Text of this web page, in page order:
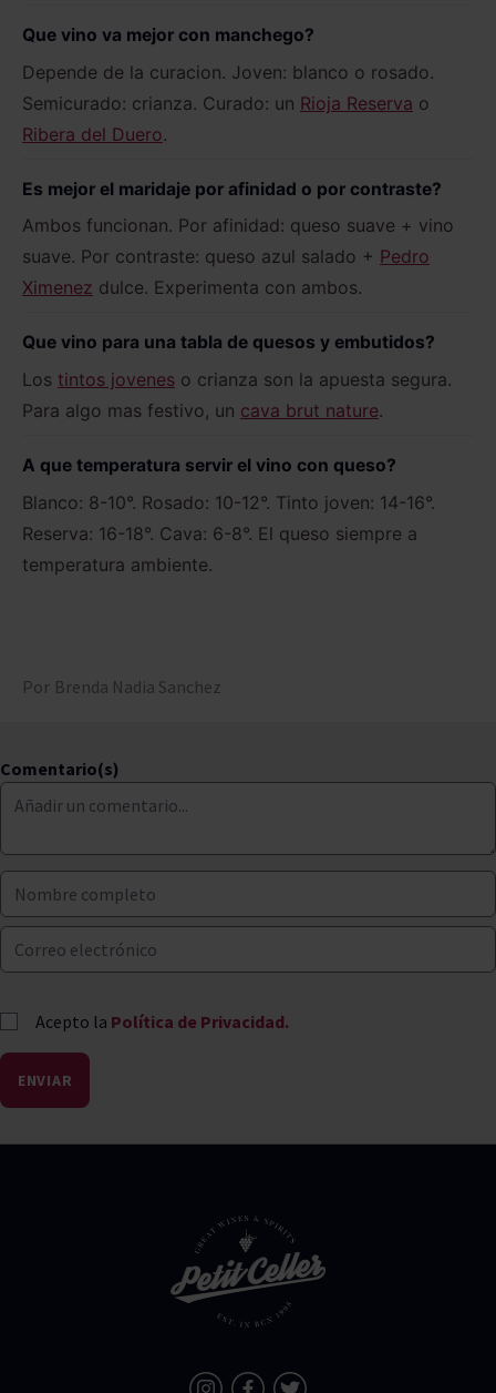
Que vino va mejor con manchego?
Depende de la curacion. Joven: blanco o rosado.
Semicurado: crianza. Curado: un Rioja Reserva o
Ribera del Duero.
Es mejor el maridaje por afinidad o por contraste?
Ambos funcionan. Por afinidad: queso suave + vino
suave. Por contraste: queso azul salado + Pedro
Ximenez dulce. Experimenta con ambos.
Que vino para una tabla de quesos y embutidos?
Los tintos jovenes o crianza son la apuesta segura.
Para algo mas festivo, un cava brut nature.
A que temperatura servir el vino con queso?
Blanco: 8-10°. Rosado: 10-12°. Tinto joven: 14-16°.
Reserva: 16-18°. Cava: 6-8°. El queso siempre a
temperatura ambiente.
Por Brenda Nadia Sanchez
Comentario(s)
Acepto la Política de Privacidad.
ENVIAR